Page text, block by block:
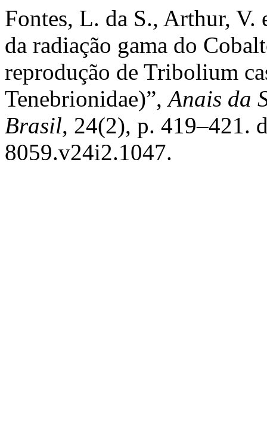
Fontes, L. da S., Arthur,
da radiação gama do
reprodução de Tribolium
Tenebrionidae)”,Anais da
Brasil, 24(2), p. 419–421.
8059.v24i2.1047.